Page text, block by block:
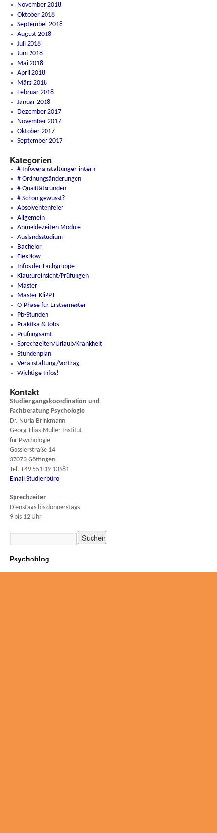
November 2018
Oktober 2018
September 2018
August 2018
Juli 2018
Juni 2018
Mai 2018
April 2018
März 2018
Februar 2018
Januar 2018
Dezember 2017
November 2017
Oktober 2017
September 2017
Kategorien
# Infoveranstaltungen intern
# Ordnungsänderungen
# Qualitätsrunden
# Schon gewusst?
Absolventenfeier
Allgemein
Anmeldezeiten Module
Auslandsstudium
Bachelor
FlexNow
Infos der Fachgruppe
Klausureinsicht/Prüfungen
Master
Master KliPPT
O-Phase für Erstsemester
Pb-Stunden
Praktika & Jobs
Prüfungsamt
Sprechzeiten/Urlaub/Krankheit
Stundenplan
Veranstaltung/Vortrag
Wichtige Infos!
Kontakt
Studiengangskoordination und
Fachberatung Psychologie
Dr. Nuria Brinkmann
Georg-Elias-Müller-Institut
für Psychologie
Gosslerstraße 14
37073 Göttingen
Tel. +49 551 39 13981
Email Studienbüro
Sprechzeiten
Dienstags bis donnerstags
9 bis 12 Uhr
Psychoblog